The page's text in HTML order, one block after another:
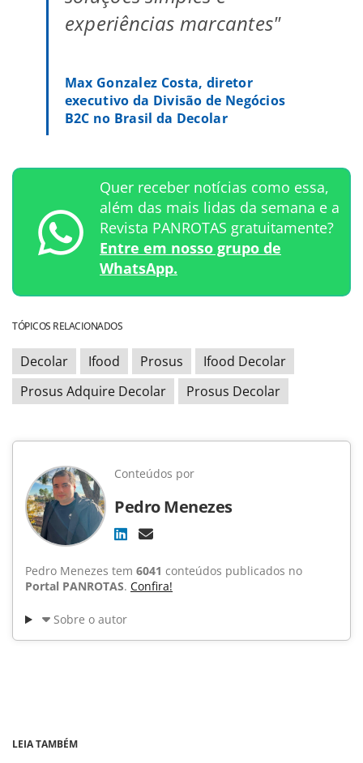
experiências marcantes"
Max Gonzalez Costa, diretor
executivo da Divisão de Negócios
B2C no Brasil da Decolar
Quer receber notícias como essa,
além das mais lidas da semana e a
Revista PANROTAS gratuitamente?
Entre em nosso grupo de
WhatsApp.
TÓPICOS RELACIONADOS
Decolar Ifood Prosus
Ifood Decolar
Prosus Adquire Decolar
Prosus Decolar
Conteúdos por
Pedro Menezes
Pedro Menezes tem 6041 conteúdos publicados no
Portal PANROTAS. Confira!
Sobre o autor
LEIA TAMBÉM